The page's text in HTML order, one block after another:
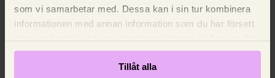
som vi samarbetar med. Dessa kan i sin tur kombinera
informationen med annan information som du har försett
samtycke.
Tillåt alla